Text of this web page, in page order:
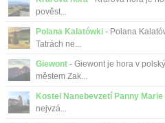
pověst...
Polana Kalatówki - Polana
Tatrách ne...
Giewont - Giewont je hora v
městem Zak...
Kostel Nanebevzetí Panny Marie
nejvzá...